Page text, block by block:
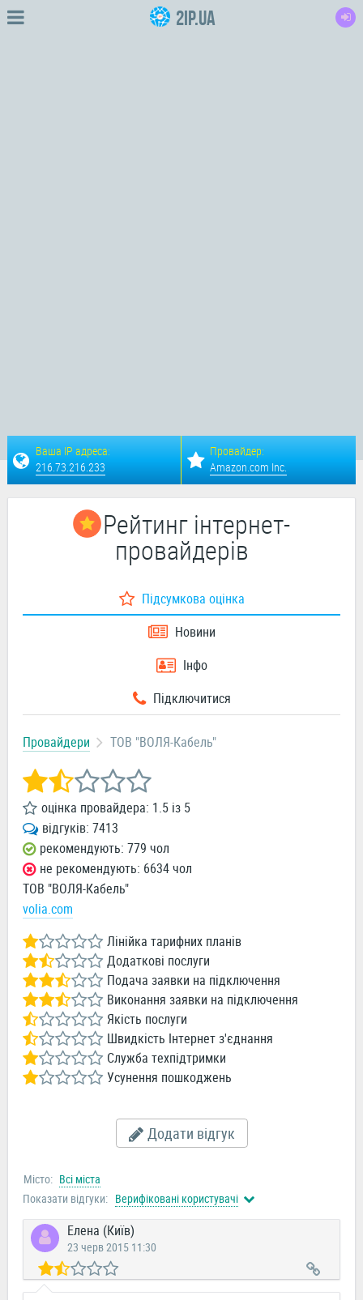
2IP.ua
Ваша IP адреса:
216.73.216.233
Провайдер:
Amazon.com Inc.
Рейтинг інтернет-
провайдерів
Підсумкова оцінка
Новини
Інфо
Підключитися
Провайдери ТОВ "ВОЛЯ-Кабель"
оцінка провайдера: 1.5 із 5
відгуків: 7413
рекомендують: 779 чол
не рекомендують: 6634 чол
ТОВ "ВОЛЯ-Кабель"
volia.com
Лінійка тарифних планів
Додаткові послуги
Подача заявки на підключення
Виконання заявки на підключення
Якість послуги
Швидкість Інтернет з'єднання
Служба техпідтримки
Усунення пошкоджень
Додати відгук
Місто: Всі міста
Показати відгуки: Верифіковані користувачі
Елена (Київ)
23 черв 2015 11:30